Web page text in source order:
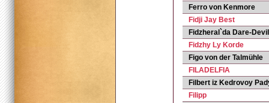
Ferro von Kenmore
Fidji Jay Best
Fidzheral`da Dare-Devil
Fidzhy Ly Korde
Figo von der Talmühle
FILADELFIA
Filbert iz Kedrovoy
Filipp